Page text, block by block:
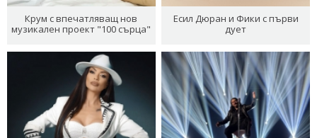
Крум с впечатляващ нов
музикален проект "100 сърца"
Есил Дюран и Фики с първи
дует